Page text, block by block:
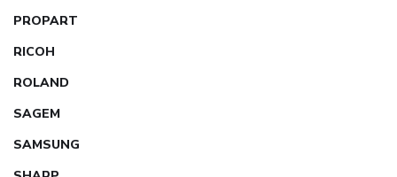
PROPART
RICOH
ROLAND
SAGEM
SAMSUNG